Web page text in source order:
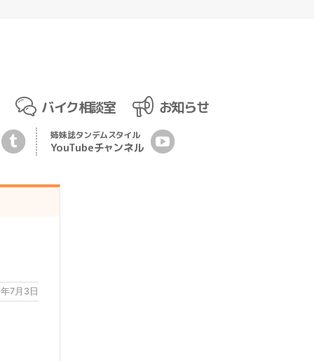
バイク相談室 お知らせ
姉妹誌タンデムスタイル
YouTubeチャンネル
7月3日